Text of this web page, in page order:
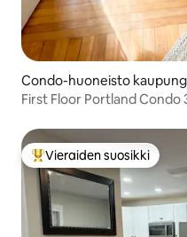
Condo-huoneisto
First Floor Portland Condo
Vieraiden suosikkien
Vieraiden suosikki